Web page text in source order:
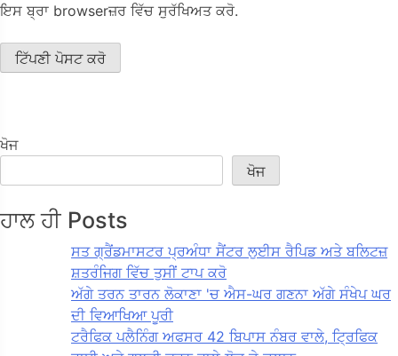
ਇਸ ਬ੍ਰਾ browserਜ਼ਰ ਵਿੱਚ ਸੁਰੱਖਿਅਤ ਕਰੋ.
ਖੋਜ
ਖੋਜ
ਹਾਲ ਹੀ Posts
ਸਤ ਗ੍ਰੈਂਡਮਾਸਟਰ ਪ੍ਰਅੰਧਾ ਸੈਂਟਰ ਲੁਈਸ ਰੈਪਿਡ ਅਤੇ ਬਲਿਟਜ਼
ਸ਼ਤਰੰਜਿਗ ਵਿੱਚ ਤੁਸੀਂ ਟਾਪ ਕਰੋ
ਅੱਗੇ ਤਰਨ ਤਾਰਨ ਲੋਕਾਣਾ 'ਚ ਐਸ-ਘਰ ਗਣਨਾ ਅੱਗੇ ਸੰਖੇਪ ਘਰ
ਦੀ ਵਿਆਖਿਆ ਪੂਰੀ
ਟਰੈਫਿਕ ਪਲੈਨਿੰਗ ਅਫਸਰ 42 ਬਿਪਾਸ ਨੰਬਰ ਵਾਲੇ, ਟ੍ਰਿਫਿਕ